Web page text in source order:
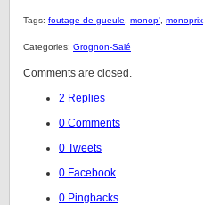
Tags: foutage de gueule monop' monoprix
Categories: Grognon-Salé
Comments are closed.
2 Replies
0 Comments
0 Tweets
0 Facebook
0 Pingbacks